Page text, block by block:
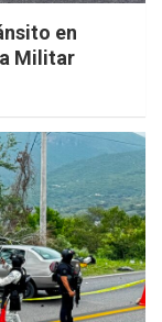
en
Militar